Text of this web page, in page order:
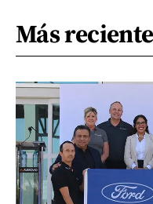
Más reciente